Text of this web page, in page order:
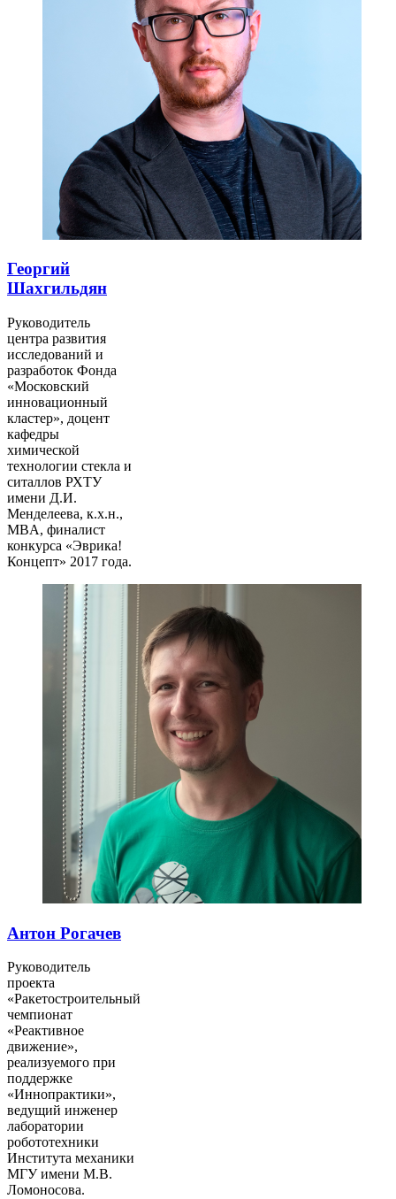
Георгий
Шахгильдян
Руководитель
центра развития
исследований и
разработок Фонда
«Московский
инновационный
кластер», доцент
кафедры
химической
технологии стекла и
ситаллов РХТУ
имени Д.И.
Менделеева, к.х.н.,
MBA, финалист
конкурса «Эврика!
Концепт» 2017 года.
Антон Рогачев
Руководитель
проекта
«Ракетостроительный
чемпионат
«Реактивное
движение»,
реализуемого при
поддержке
«Иннопрактики»,
ведущий инженер
лаборатории
робототехники
Института механики
МГУ имени М.В.
Ломоносова.